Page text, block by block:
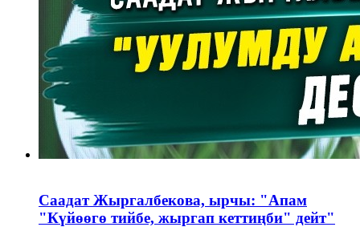
Саадат Жыргалбекова, ырчы: "Апам
"Күйөөгө тийбе, жыргап кеттиңби" дейт"